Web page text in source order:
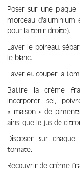
Poser sur une
morceau
pour la tenir droite).
Laver le poireau,
le blanc.
Laver et couper la
Battre la crème
incorporer sel,
« maison » de
ainsi que le jus de
Disposer sur
tomate.
Recouvrir de crème